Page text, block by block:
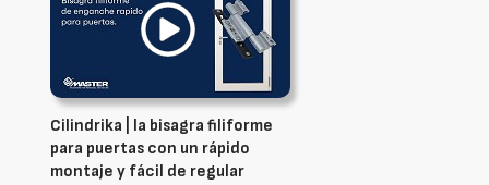
Cilindrika | la bisagra filiforme
para puertas con un rápido
montaje y fácil de regular